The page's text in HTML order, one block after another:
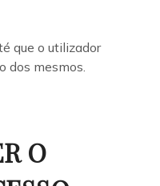
que o utilizador
dos mesmos.
O